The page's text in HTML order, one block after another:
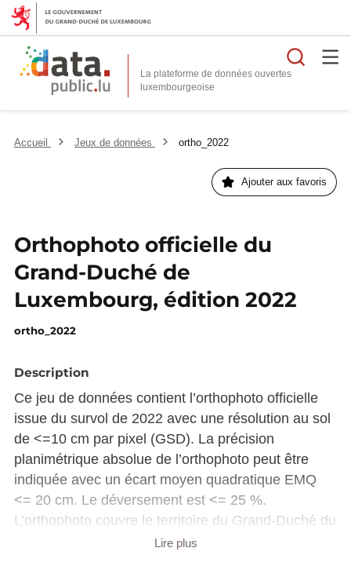
La plateforme de données ouvertes
Accueil Jeux de données ortho_2022
Ajouter aux favoris
Orthophoto officielle du
Grand-Duché de
Luxembourg, édition 2022
ortho_2022
Description
Ce jeu de données contient l’orthophoto officielle
issue du survol de 2022 avec une résolution au sol
de <=10 cm par pixel (GSD). La précision
planimétrique absolue de l’orthophoto peut être
indiquée avec un écart moyen quadratique EMQ
<= 20 cm. Le déversement est <= 25 %.
L’orthophoto couvre le territoire du Grand-Duché du
Luxembourg avec en débord d’au moins 50 m au-
Lire plus